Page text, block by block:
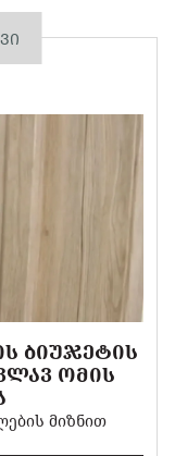
ᲑᲘᲣᲯᲔᲢᲘᲡ
ᲝᲛᲘᲡ
მიზნით